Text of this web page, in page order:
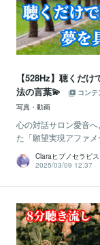
【528Hz】聴くだ
法の言葉💫
コンテ
写真・動画
心の対話サロン愛音
た「願望実現アファ
Claraヒプノセラピ
2025/03/09 12:37